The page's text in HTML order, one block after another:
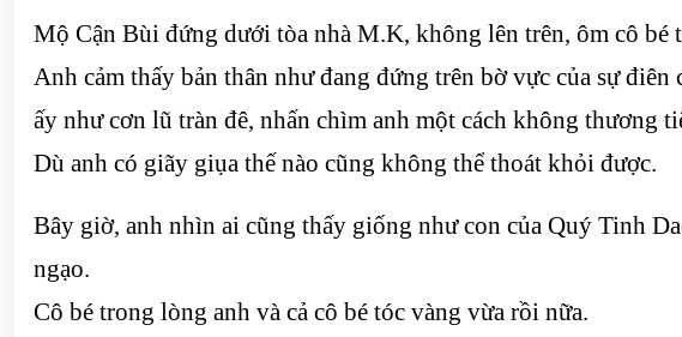
Mộ Cận Bùi đứng dưới tòa nhà M.K, không lên trên, ôm cô bé
Anh cảm thấy bản thân như đang đứng trên bờ vực của sự
ấy như cơn lũ tràn đê, nhấn chìm anh một cách không thương
Dù anh có giãy giụa thế nào cũng không thể thoát khỏi được.
Bây giờ, anh nhìn ai cũng thấy giống như con của Quý Tinh
ngạo.
Cô bé trong lòng anh và cả cô bé tóc vàng vừa rồi nữa.